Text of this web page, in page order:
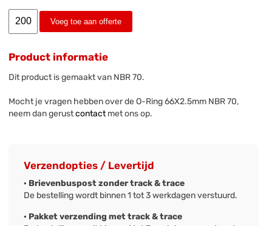
Voeg toe aan offerte
Product informatie
Dit product is gemaakt van NBR 70.
Mocht je vragen hebben over de O-Ring 66X2.5mm NBR 70,
neem dan gerustcontactmet ons op.
Verzendopties / Levertijd
· Brievenbuspost zonder track & trace
De bestelling wordt binnen 1 tot 3 werkdagen verstuurd.
· Pakket verzending met track & trace